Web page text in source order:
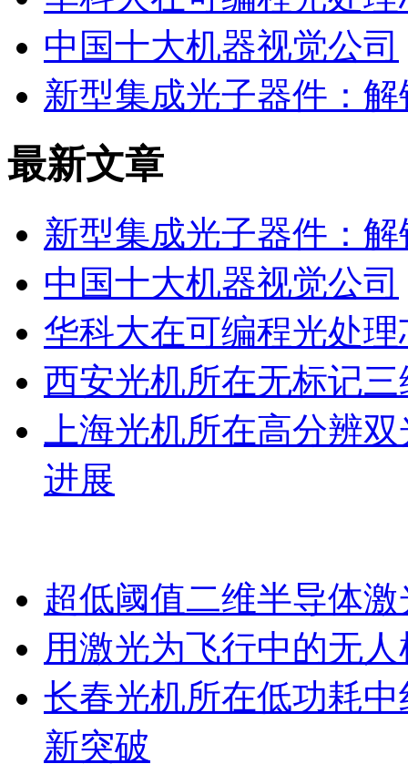
中国十大机器视觉公司
新型集成光子器件：
最新文章
新型集成光子器件：
中国十大机器视觉公司
华科大在可编程光处
西安光机所在无标记
上海光机所在高分辨
进展
超低阈值二维半导体
用激光为飞行中的无
长春光机所在低功耗
新突破